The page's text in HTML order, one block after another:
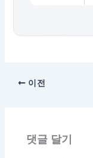
이전
댓글 달기